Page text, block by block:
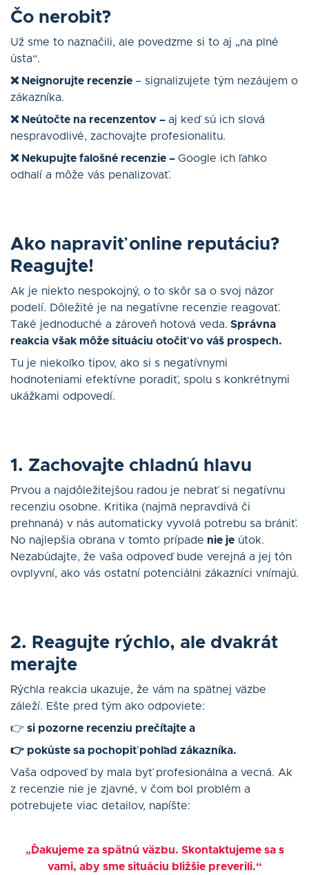
Čo nerobiť?
Už sme to naznačili, ale povedzme si to aj „na plné
ústa“.
❌ Neignorujte recenzie – signalizujete tým nezáujem o
zákazníka.
❌ Neútočte na recenzentov – aj keď sú ich slová
nespravodlivé, zachovajte profesionalitu.
❌ Nekupujte falošné recenzie – Google ich ľahko
odhalí a môže vás penalizovať.
Ako napraviť online reputáciu?
Reagujte!
Ak je niekto nespokojný, o to skôr sa o svoj názor
podelí. Dôležité je na negatívne recenzie reagovať.
Také jednoduché a zároveň hotová veda. Správna
reakcia však môže situáciu otočiť vo váš prospech.
Tu je niekoľko tipov, ako si s negatívnymi
hodnoteniami efektívne poradiť, spolu s konkrétnymi
ukážkami odpovedí.
1. Zachovajte chladnú hlavu
Prvou a najdôležitejšou radou je nebrať si negatívnu
recenziu osobne. Kritika (najmä nepravdivá či
prehnaná) v nás automaticky vyvolá potrebu sa brániť.
No najlepšia obrana v tomto prípade nie je útok.
Nezabúdajte, že vaša odpoveď bude verejná a jej tón
ovplyvní, ako vás ostatní potenciálni zákazníci vnímajú.
2. Reagujte rýchlo, ale dvakrát
merajte
Rýchla reakcia ukazuje, že vám na spätnej väzbe
záleží. Ešte pred tým ako odpoviete:
👉 si pozorne recenziu prečítajte a
👉 pokúste sa pochopiť pohľad zákazníka.
Vaša odpoveď by mala byť profesionálna a vecná. Ak
z recenzie nie je zjavné, v čom bol problém a
potrebujete viac detailov, napíšte:
„Ďakujeme za spätnú väzbu. Skontaktujeme sa s
vami, aby sme situáciu bližšie preverili.“